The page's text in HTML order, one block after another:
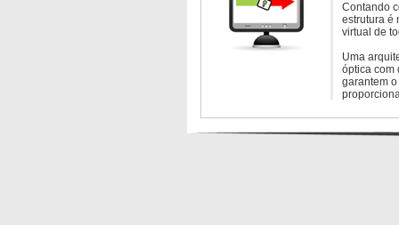
Contando
estrutura é
virtual de
Uma
óptica com
garantem